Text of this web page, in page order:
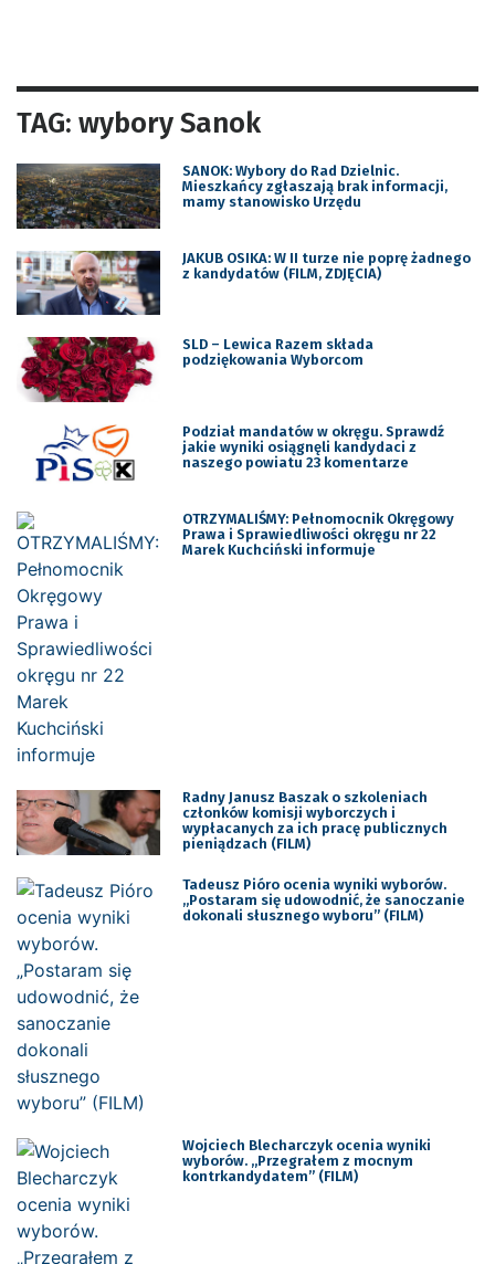
TAG: wybory Sanok
SANOK: Wybory do Rad Dzielnic.
Mieszkańcy zgłaszają brak informacji,
mamy stanowisko Urzędu
JAKUB OSIKA: W II turze nie poprę żadnego
z kandydatów (FILM, ZDJĘCIA)
SLD – Lewica Razem składa
podziękowania Wyborcom
Podział mandatów w okręgu. Sprawdź
jakie wyniki osiągnęli kandydaci z
naszego powiatu 23 komentarze
OTRZYMALIŚMY: Pełnomocnik Okręgowy
Prawa i Sprawiedliwości okręgu nr 22
Marek Kuchciński informuje
Radny Janusz Baszak o szkoleniach
członków komisji wyborczych i
wypłacanych za ich pracę publicznych
pieniądzach (FILM)
Tadeusz Pióro ocenia wyniki wyborów.
„Postaram się udowodnić, że sanoczanie
dokonali słusznego wyboru” (FILM)
Wojciech Blecharczyk ocenia wyniki
wyborów. „Przegrałem z mocnym
kontrkandydatem” (FILM)